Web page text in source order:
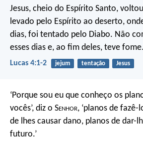
Jesus, cheio do Espírito Santo,
levado pelo Espírito ao deserto,
dias, foi tentado pelo Diabo. Não
esses dias e, ao fim deles, teve fome.
Lucas 4:1-2 jejum tentação Jesus
‘Porque sou eu que conheço os
vocês’, diz o Senhor, ‘planos de
de lhes causar dano, planos de dar-
futuro.’